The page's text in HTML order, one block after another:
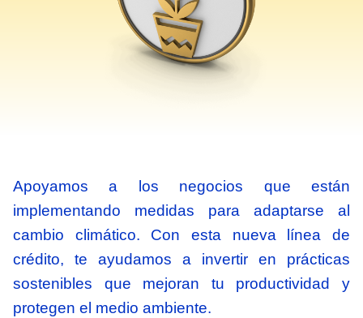
Apoyamos a los negocios que están
implementando medidas para adaptarse al
cambio climático. Con esta nueva línea de
crédito, te ayudamos a invertir en prácticas
sostenibles que mejoran tu productividad y
protegen el medio ambiente.